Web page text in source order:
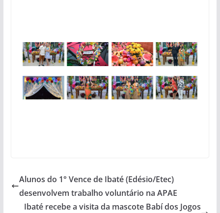
Alunos do 1° Vence de Ibaté (Edésio/Etec)
desenvolvem trabalho voluntário na APAE
Ibaté recebe a visita da mascote Babí dos Jogos